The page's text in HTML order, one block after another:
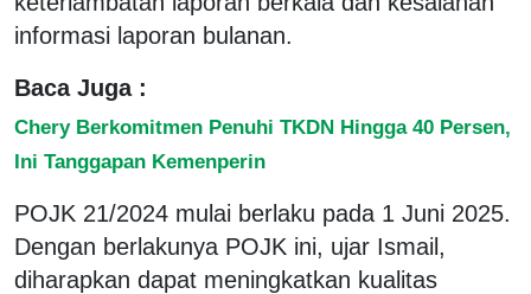
informasi laporan bulanan.
Baca Juga :
Chery Berkomitmen Penuhi TKDN Hingga 40 Persen,
Ini Tanggapan Kemenperin
POJK 21/2024 mulai berlaku pada 1 Juni 2025.
Dengan berlakunya POJK ini, ujar Ismail,
diharapkan dapat meningkatkan kualitas